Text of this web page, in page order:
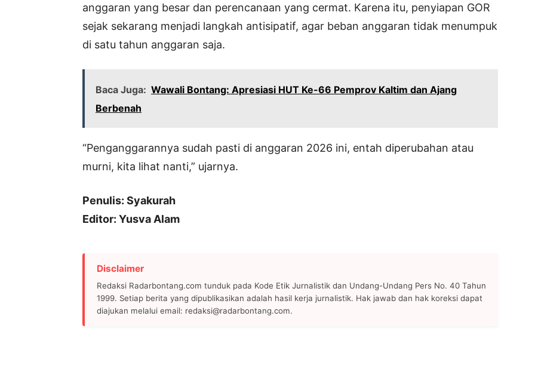
anggaran yang besar dan perencanaan yang cermat. Karena itu, penyiapan GOR
sejak sekarang menjadi langkah antisipatif, agar beban anggaran tidak menumpuk
di satu tahun anggaran saja.
Baca Juga: Wawali Bontang: Apresiasi HUT Ke-66 Pemprov Kaltim dan Ajang
Berbenah
“Penganggarannya sudah pasti di anggaran 2026 ini, entah diperubahan atau
murni, kita lihat nanti,” ujarnya.
Penulis: Syakurah
Editor: Yusva Alam
Disclaimer
Redaksi Radarbontang.com tunduk pada Kode Etik Jurnalistik dan Undang-Undang Pers No. 40 Tahun
1999. Setiap berita yang dipublikasikan adalah hasil kerja jurnalistik. Hak jawab dan hak koreksi dapat
diajukan melalui email: redaksi@radarbontang.com.